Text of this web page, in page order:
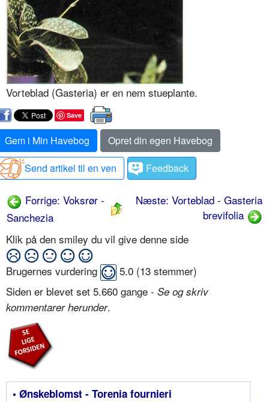
Vorteblad (Gasteria) er en nem stueplante.
Save
Gem i Min Havebog
Opret din egen Havebog
Send artikel til en ven
Feedback
Forrige: Voksrør -
Sanchezia
Næste: Vorteblad - Gasteria
brevifolia
Klik på den smiley du vil give denne side
Brugernes vurdering 5.0 (13 stemmer)
Siden er blevet set 5.660 gange - Se og skriv
kommentarer herunder.
• Ønskeblomst - Torenia fournieri